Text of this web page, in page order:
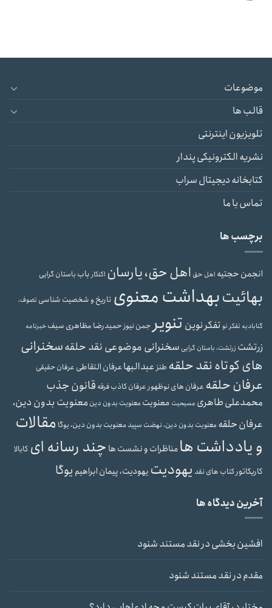
موضوعات
قالب ها
تلویزیون اینترنتی
نشریه الکترونیکی پندار
کتابخانه دیجیتال سراب
تماس با ما
برچسب ها
انجمن حجتیه اهل حق اهل حق، یارسان اکنکارباب باستان گرایی
بهائیتبهداشت معنوی تاریخ و شخصیت شناسی تصوف،
گنابادیه تفکر نوتفکر نوین تنویر جمن نیوز حمیدرضا مظاهری سیفخبرنامه
زرتشت زرتشت، باستان گرایی سخنرانی موضوعی نقد حلقهسخنرانی
های کوتاه نقد حلقه طنز عبدالبهاعرفان التقاطی عرفان حقیقی
عرفان حلقه عرفان های نوظهور عرفان کاذبفرقه قانون جذب
محمدعلی طاهری مسیحیت معنویت معنویت بدون دین معنویت بدون دین،
عرفان حلقه معنویت بدون دین، نهضت سپیدمعنویت بدون دین، یوگا مقالات
و یادداشت هامناظرات و نشست ها چند رسانه ای کابالا
کاریکاتور کتاب های نقد یهودیت یهودیت، پیمان ابراهیم یوگا
آخرین دیدگاه ها
افشین بخشیدرنقد مستند شنود
مقدمدرنقد مستند شنود